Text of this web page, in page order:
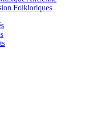
Folkloriques